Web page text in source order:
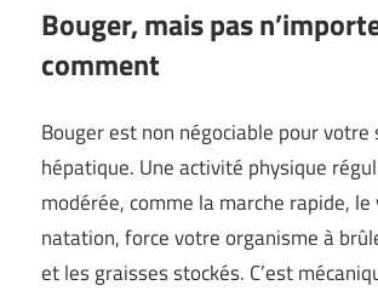
Bouger, mais pas
comment
Bouger est non négociable pour votre
hépatique. Une activité physique
modérée, comme la marche rapide, le
natation, force votre organisme à
et les graisses stockés. C’est